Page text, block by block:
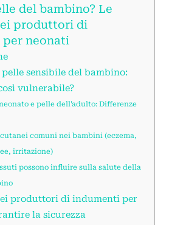
del bambino? Le
produttori di
neonati
sensibile del bambino:
vulnerabile?
e pelle dell'adulto: Differenze
comuni nei bambini (eczema,
irritazione)
possono influire sulla salute della
produttori di indumenti per
la sicurezza